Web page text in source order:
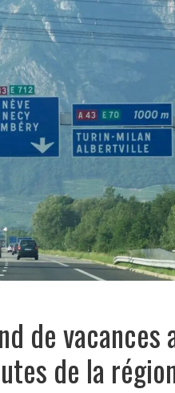
de
de la